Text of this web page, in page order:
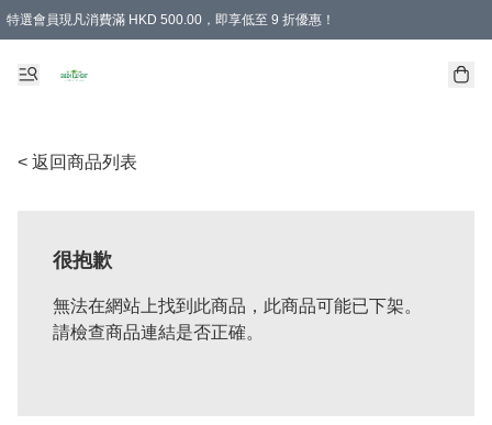
特選會員現凡消費滿 HKD 500.00，即享低至 9 折優惠！
< 返回商品列表
很抱歉
無法在網站上找到此商品，此商品可能已下架。
請檢查商品連結是否正確。